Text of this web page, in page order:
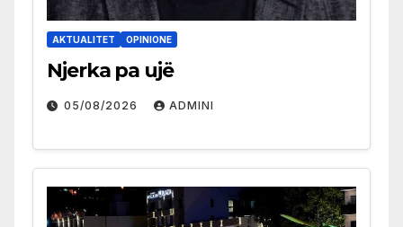
AKTUALITET OPINIONE
Njerka pa ujë
05/08/2026 ADMINI